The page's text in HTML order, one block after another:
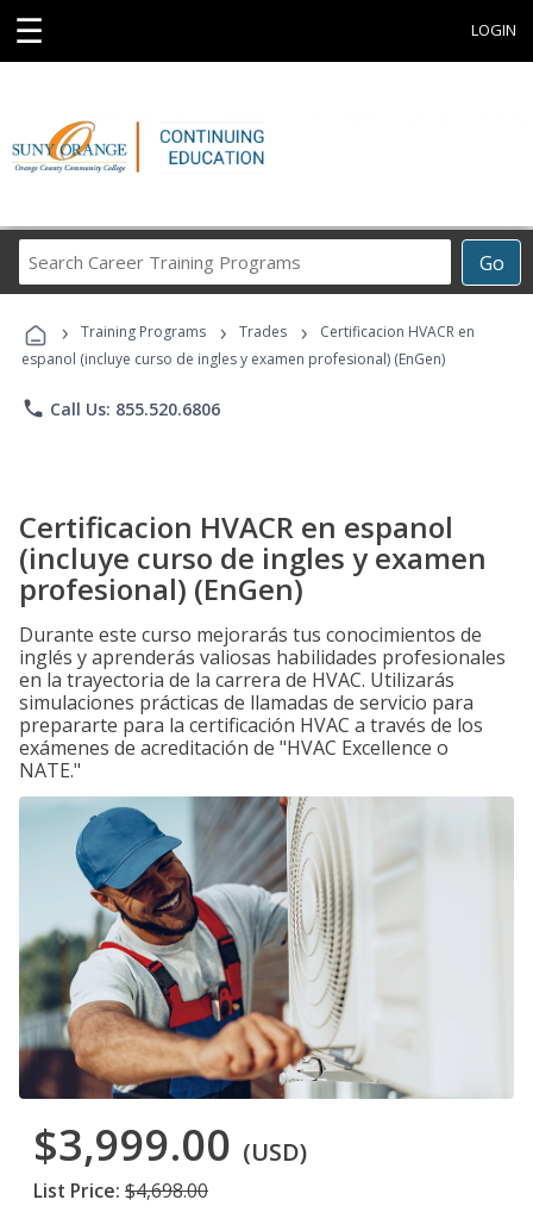
☰ LOGIN
Go
Career
Programs
› Training Programs › Trades ›
Certificacion HVACR en
espanol (incluye curso de ingles y examen profesional) (EnGen)
phone Call Us: 855.520.6806
Certificacion HVACR en espanol
(incluye curso de ingles y examen
profesional) (EnGen)
Durante este curso mejorarás tus conocimientos de
inglés y aprenderás valiosas habilidades profesionales
en la trayectoria de la carrera de HVAC. Utilizarás
simulaciones prácticas de llamadas de servicio para
prepararte para la certificación HVAC a través de los
exámenes de acreditación de "HVAC Excellence o
NATE."
$3,999.00 (USD)
List Price: $4,698.00